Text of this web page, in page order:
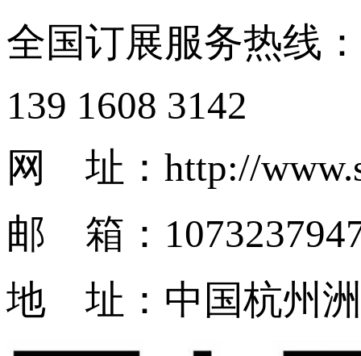
全国订展服务热线：
139 1608 3142
网 址：http://
邮 箱：
地 址：中国杭州